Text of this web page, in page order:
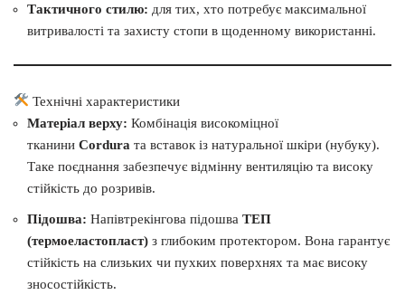
Тактичного стилю: для тих, хто потребує максимальної
витривалості та захисту стопи в щоденному використанні.
Технічні характеристики
Матеріал верху: Комбінація високоміцної
тканини Cordura та вставок із натуральної шкіри (нубуку).
Таке поєднання забезпечує відмінну вентиляцію та високу
стійкість до розривів.
Підошва: Напівтрекінгова підошва ТЕП
(термоеластопласт) з глибоким протектором. Вона гарантує
стійкість на слизьких чи пухких поверхнях та має високу
зносостійкість.